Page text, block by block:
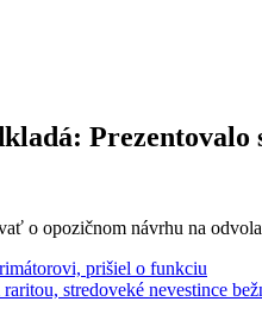
Prezentovalo
o opozičnom návrhu na
prišiel o funkciu
stredoveké nevestince